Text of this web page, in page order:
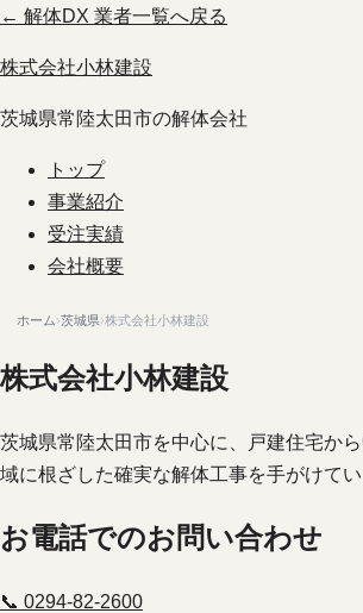
← 解体DX 業者一覧へ戻る
株式会社小林建設
茨城県常陸太田市の解体会社
トップ
事業紹介
受注実績
会社概要
ホーム›茨城県›株式会社小林建設
株式会社小林建設
茨城県常陸太田市を中心に、戸建住宅か
域に根ざした確実な解体工事を手がけてい
お電話でのお問い合わせ
📞 0294-82-2600